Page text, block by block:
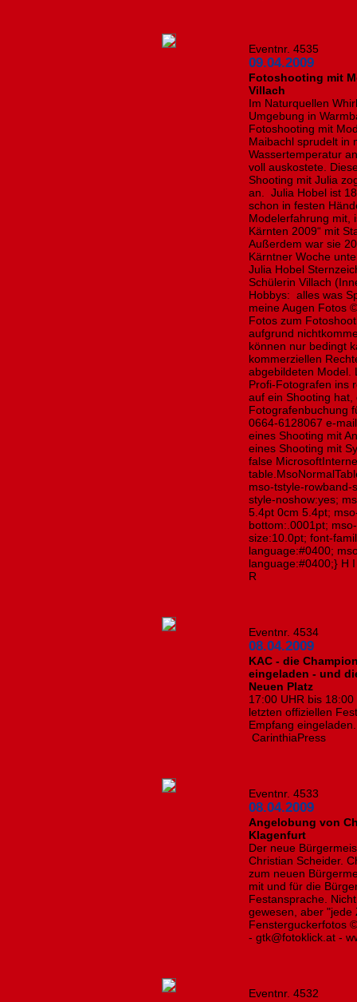
Eventnr. 4535
09.04.2009
Fotoshooting mit
Villach
Im Naturquellen
Umgebung in
Fotoshooting mit
Maibachl sprudelt in
Wassertemperatur
voll auskostete.
Shooting mit Julia
an. Julia Hobel ist
schon in festen
Modelerfahrung mit,
Kärnten 2009“ mit
Außerdem war sie
Kärntner Woche
Julia Hobel
Schülerin Villach
Hobbys: alles was
meine Augen Fotos
Fotos zum
aufgrund
können nur bedingt
kommerziellen
abgebildeten Model.
Profi-Fotografen ins
auf ein Shooting
Fotografenbuchung
0664-6128067 e-
eines Shooting mit
eines Shooting mit
false
mso-tstyle-rowband-
style-noshow:yes;
5.4pt 0cm 5.4pt;
bottom:.0001pt;
size:10.0pt; font-
language:#0400;
language:#0400;} H
R
Eventnr. 4534
08.04.2009
KAC - die
eingeladen - und
Neuen Platz
17:00 UHR bis
letzten offiziellen
Empfang
CarinthiaPress
Eventnr. 4533
08.04.2009
Angelobung von
Klagenfurt
Der neue
Christian Scheider.
zum neuen
mit und für die
Festansprache.
gewesen, aber
Fensterguckerfotos
- gtk@fotoklick.at -
Eventnr. 4532